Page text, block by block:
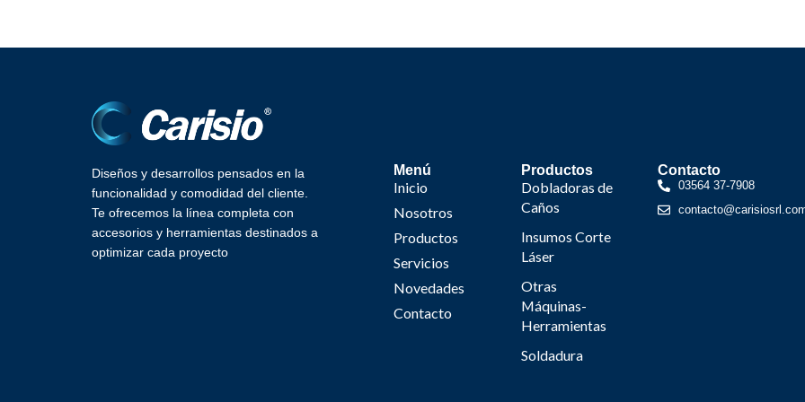
Diseños y desarrollos pensados en la
funcionalidad y comodidad del cliente.
Te ofrecemos la línea completa con
accesorios y herramientas destinados a
optimizar cada proyecto
Menú
Inicio
Nosotros
Productos
Servicios
Novedades
Contacto
Productos
Dobladoras de
Caños
Insumos Corte
Láser
Otras
Máquinas-
Herramientas
Soldadura
Contacto
03564 37-7908